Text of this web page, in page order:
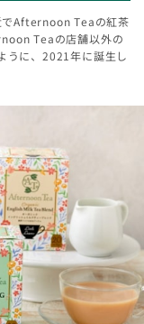
でAfternoon Teaの紅茶
Teaの店舗以外の
うに、2021年に誕生し